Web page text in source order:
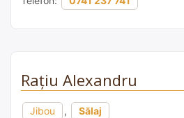
Rațiu Alexandru
Jibou , Sălaj